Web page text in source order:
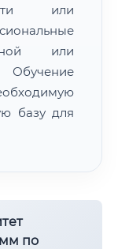
просмотраили
или
базу для
по